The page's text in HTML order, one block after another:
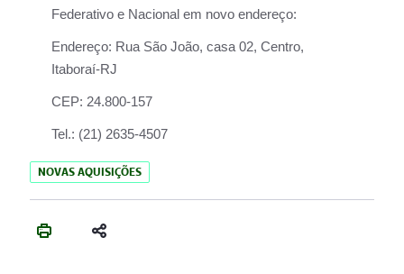
Federativo e Nacional em novo endereço:
Endereço: Rua São João, casa 02, Centro,
Itaboraí-RJ
CEP: 24.800-157
Tel.: (21) 2635-4507
NOVAS AQUISIÇÕES